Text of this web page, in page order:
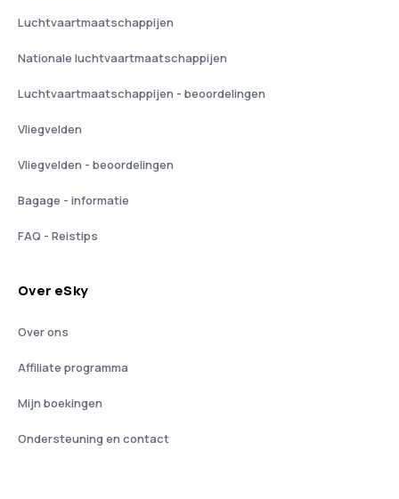
Luchtvaartmaatschappijen
Nationale luchtvaartmaatschappijen
Luchtvaartmaatschappijen - beoordelingen
Vliegvelden
Vliegvelden - beoordelingen
Bagage - informatie
FAQ - Reistips
Over eSky
Over ons
Affiliate programma
Mijn boekingen
Ondersteuning en contact